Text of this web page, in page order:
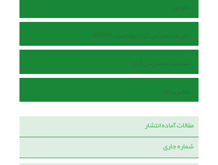
داوران
نظریه دسترسی آزاد بوداپست (BOAI)
سیاست دسترسی آزاد
تماس با ما
مقالات آماده انتشار
شماره جاری